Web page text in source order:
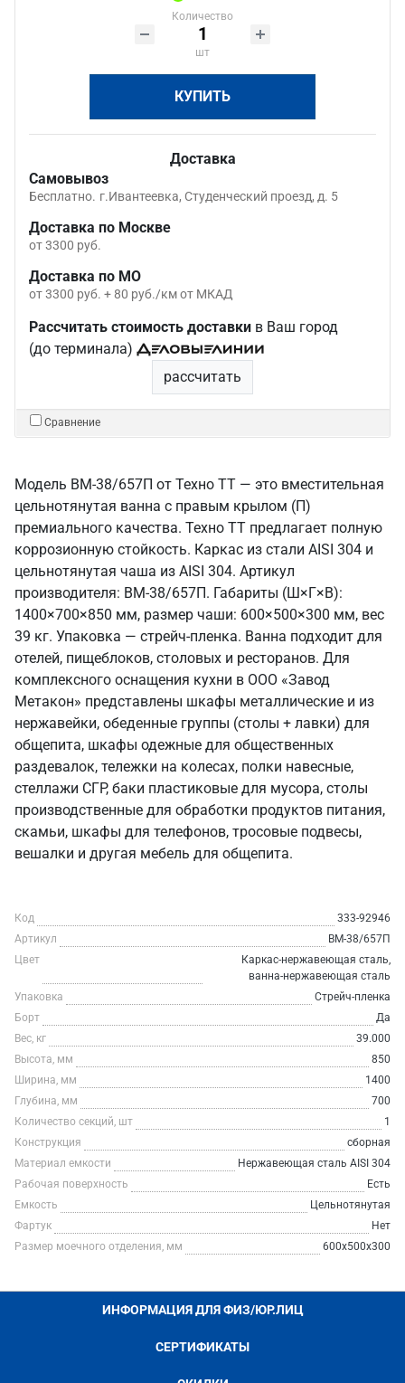
Количество
шт
КУПИТЬ
Доставка
Самовывоз
Бесплатно. г.Ивантеевка, Студенческий проезд, д. 5
Доставка по Москве
от 3300 руб.
Доставка по МО
от 3300 руб. + 80 руб./км от МКАД
Рассчитать стоимость доставки в Ваш город
(до терминала)
рассчитать
Сравнение
Модель ВМ-38/657П от Техно ТТ — это вместительная
цельнотянутая ванна с правым крылом (П)
премиального качества. Техно ТТ предлагает полную
коррозионную стойкость. Каркас из стали AISI 304 и
цельнотянутая чаша из AISI 304. Артикул
производителя: ВМ-38/657П. Габариты (Ш×Г×В):
1400×700×850 мм, размер чаши: 600×500×300 мм, вес
39 кг. Упаковка — стрейч-пленка. Ванна подходит для
отелей, пищеблоков, столовых и ресторанов. Для
комплексного оснащения кухни в ООО «Завод
Метакон» представлены шкафы металлические и из
нержавейки, обеденные группы (столы + лавки) для
общепита, шкафы одежные для общественных
раздевалок, тележки на колесах, полки навесные,
стеллажи СГР, баки пластиковые для мусора, столы
производственные для обработки продуктов питания,
скамьи, шкафы для телефонов, тросовые подвесы,
вешалки и другая мебель для общепита.
Код
333-92946
Артикул
ВМ-38/657П
Цвет
Каркас-нержавеющая сталь,
ванна-нержавеющая сталь
Упаковка
Стрейч-пленка
Борт
Да
Вес, кг
39.000
Высота, мм
850
Ширина, мм
1400
Глубина, мм
700
Количество секций, шт
1
Конструкция
сборная
Материал емкости
Нержавеющая сталь AISI 304
Рабочая поверхность
Есть
Емкость
Цельнотянутая
Фартук
Нет
Размер моечного отделения, мм
600х500х300
ИНФОРМАЦИЯ ДЛЯ ФИЗ/ЮР.ЛИЦ
СЕРТИФИКАТЫ